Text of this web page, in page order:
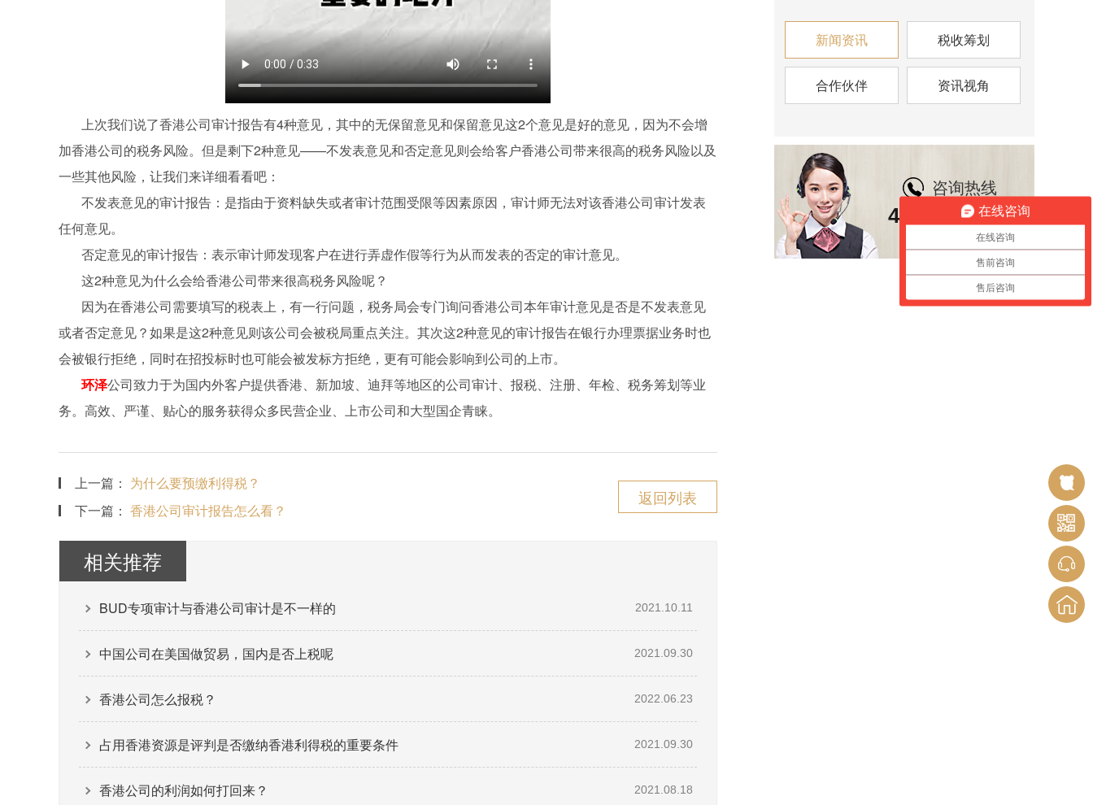
上次我们说了香港公司审计报告有4种意见，其中的无保留意见和保留意见这2个意见是好的意见，因为不会增
加香港公司的税务风险。但是剩下2种意见——不发表意见和否定意见则会给客户香港公司带来很高的税务风险以及
一些其他风险，让我们来详细看看吧：
不发表意见的审计报告：是指由于资料缺失或者审计范围受限等因素原因，审计师无法对该香港公司审计发表
任何意见。
否定意见的审计报告：表示审计师发现客户在进行弄虚作假等行为从而发表的否定的审计意见。
这2种意见为什么会给香港公司带来很高税务风险呢？
因为在香港公司需要填写的税表上，有一行问题，税务局会专门询问香港公司本年审计意见是否是不发表意见
或者否定意见？如果是这2种意见则该公司会被税局重点关注。其次这2种意见的审计报告在银行办理票据业务时也
会被银行拒绝，同时在招投标时也可能会被发标方拒绝，更有可能会影响到公司的上市。
环泽公司致力于为国内外客户提供香港、新加坡、迪拜等地区的公司审计、报税、注册、年检、税务筹划等业
务。高效、严谨、贴心的服务获得众多民营企业、上市公司和大型国企青睐。
上一篇： 为什么要预缴利得税？
下一篇： 香港公司审计报告怎么看？
返回列表
相关推荐
BUD专项审计与香港公司审计是不一样的 2021.10.11
中国公司在美国做贸易，国内是否上税呢 2021.09.30
香港公司怎么报税？ 2022.06.23
占用香港资源是评判是否缴纳香港利得税的重要条件 2021.09.30
香港公司的利润如何打回来？ 2021.08.18
新闻资讯 税收筹划
合作伙伴 资讯视角
咨询热线
400-6826-139
在线咨询
在线咨询
售前咨询
售后咨询